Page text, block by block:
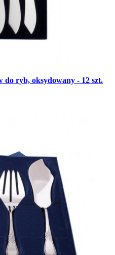
do ryb, oksydowany - 12 szt.